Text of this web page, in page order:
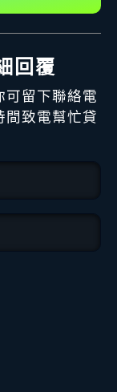
回覆
可留下聯絡電
間致電幫忙貸